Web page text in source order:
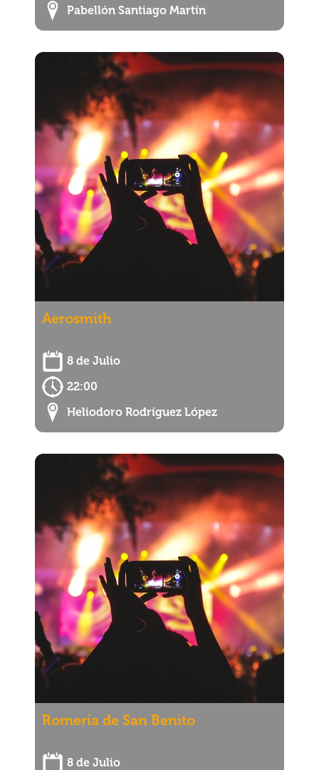
Pabellón Santiago Martín
Aerosmith
8 de Julio
22:00
Heliodoro Rodríguez López
Romería de San Benito
8 de Julio